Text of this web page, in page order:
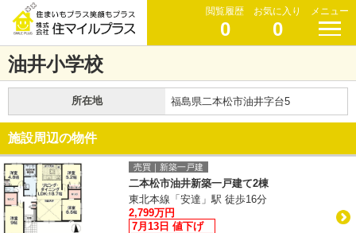
閲覧履歴
0
お気に入り
0
メニュー
油井小学校
所在地 福島県二本松市油井字台5
施設周辺の物件
売買｜新築一戸建
二本松市油井新築一戸建て2棟
東北本線「安達」駅 徒歩16分
2,799万円
7月13日 値下げ